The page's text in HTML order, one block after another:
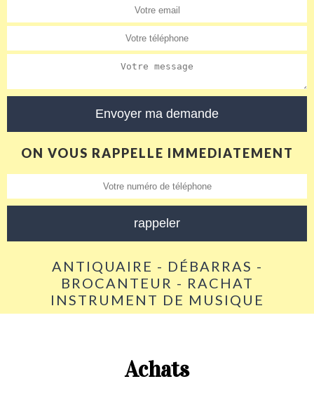
ON VOUS RAPPELLE IMMEDIATEMENT
ANTIQUAIRE - DÉBARRAS -
BROCANTEUR - RACHAT
INSTRUMENT DE MUSIQUE
Achats